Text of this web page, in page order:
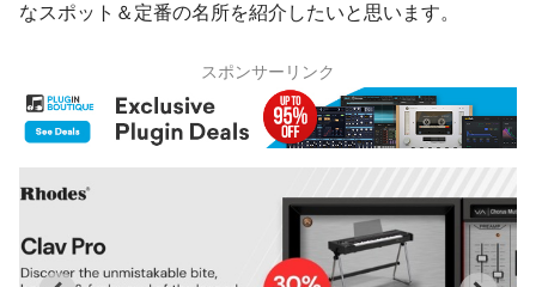
なスポット＆定番の名所を紹介したいと思います。
スポンサーリンク